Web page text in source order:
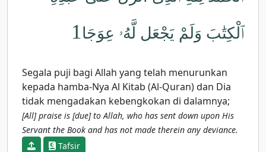
ٱلْكِتَٰبَ وَلَمْ يَجْعَل لَّهُۥ عِوَجَا 1
Segala puji bagi Allah yang telah menurunkan
kepada hamba-Nya Al Kitab (Al-Quran) dan Dia
tidak mengadakan kebengkokan di dalamnya;
[All] praise is [due] to Allah, who has sent down upon His
Servant the Book and has not made therein any deviance.
Tafsir